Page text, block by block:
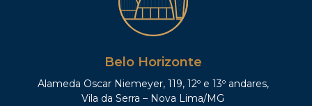
Belo Horizonte
Alameda Oscar Niemeyer, 119, 12º e 13º andares,
Vila da Serra – Nova Lima/MG